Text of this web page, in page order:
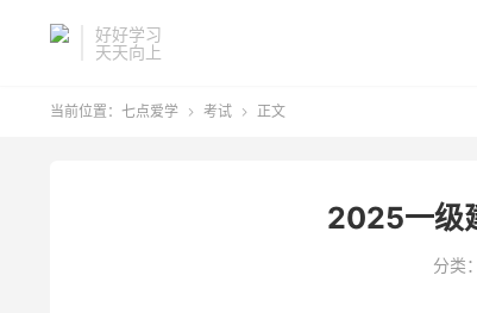
好好学习
天天向上
当前位置： 七点爱学  考试  正文
2025一级
分类：